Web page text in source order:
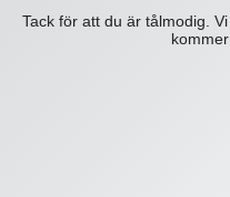
Tack för att du är tålmodig.